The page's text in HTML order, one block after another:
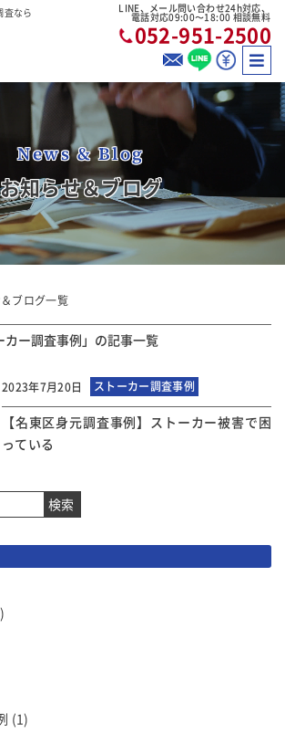
査なら LINE、メール問い合わせ24h対応、
電話対応09:00〜18:00 相談無料
052-951-2500
News & Blog
お知らせ＆ブログ
ブログ一覧
カー調査事例」の記事一覧
2023年7月20日 ストーカー調査事例
【名東区身元調査事例】ストーカー被害で困
っている
検索
(1)